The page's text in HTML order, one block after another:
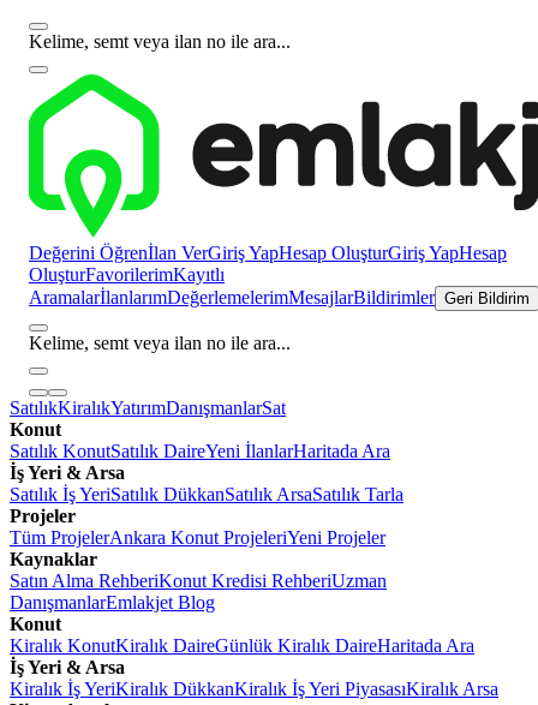
Kelime, semt veya ilan no ile ara...
Değerini Öğrenİlan VerGiriş YapHesap OluşturGiriş YapHesap
OluşturFavorilerimKayıtlı
AramalarİlanlarımDeğerlemelerimMesajlarBildirimler Geri Bildirim
Kelime, semt veya ilan no ile ara...
SatılıkKiralıkYatırımDanışmanlarSat
Konut
Satılık KonutSatılık DaireYeni İlanlarHaritada Ara
İş Yeri & Arsa
Satılık İş YeriSatılık DükkanSatılık ArsaSatılık Tarla
Projeler
Tüm ProjelerAnkara Konut ProjeleriYeni Projeler
Kaynaklar
Satın Alma RehberiKonut Kredisi RehberiUzman
DanışmanlarEmlakjet Blog
Konut
Kiralık KonutKiralık DaireGünlük Kiralık DaireHaritada Ara
İş Yeri & Arsa
Kiralık İş YeriKiralık DükkanKiralık İş Yeri PiyasasıKiralık Arsa